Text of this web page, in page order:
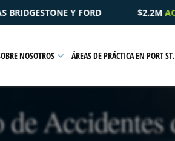
POR UN ACCIDENTE PEATONAL
NOSOTROS ÁREAS DE PRÁCTICA EN PORT
de